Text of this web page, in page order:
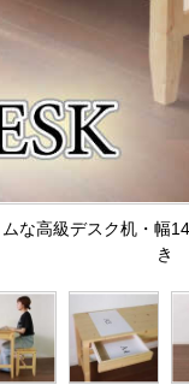
な高級デスク机・幅
き